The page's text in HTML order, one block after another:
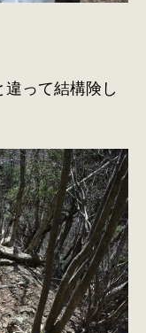
って結構険し